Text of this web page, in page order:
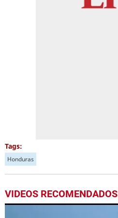
Tags:
Honduras
VIDEOS RECOMENDADOS